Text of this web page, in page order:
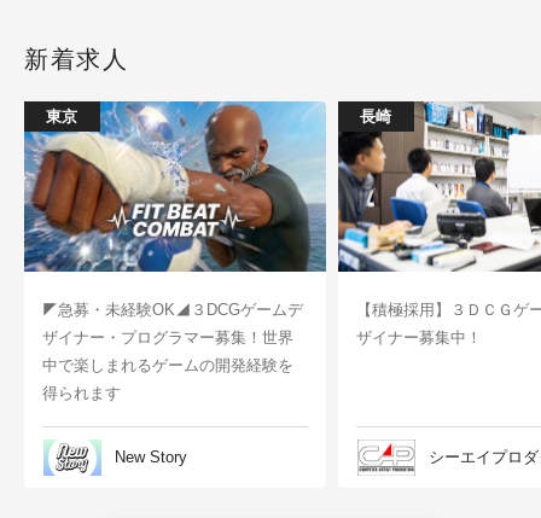
新着求人
東京
◤急募・未経験OK◢３DCGゲームデ
ザイナー・プログラマー募集！世界
中で楽しまれるゲームの開発経験を
得られます
New Story
長崎
【積極採用】３ＤＣＧゲ
ザイナー募集中！
シーエイプロ